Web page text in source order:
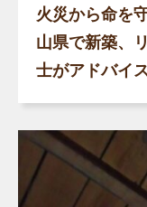
火災から命を
山県で新築、
士がアドバイ